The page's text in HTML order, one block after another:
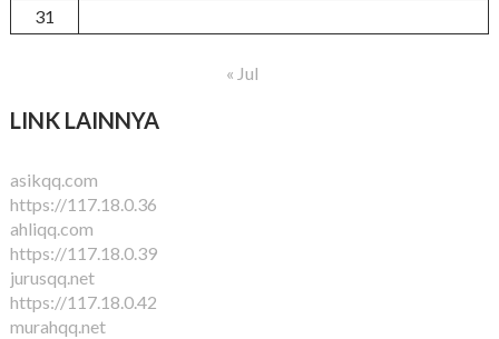
31
« Jul
LINK LAINNYA
asikqq.com
https://117.18.0.36
ahliqq.com
https://117.18.0.39
jurusqq.net
https://117.18.0.42
murahqq.net